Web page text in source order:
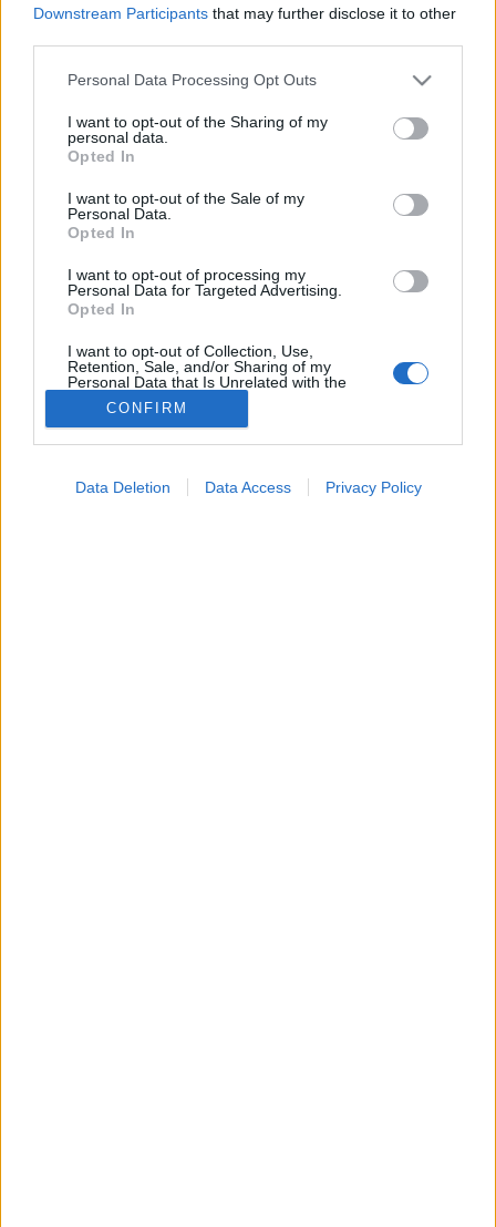
Downstream Participants that may further disclose it to other
Please note that this website/app uses one or more Google
not limited to your visit or usage behaviour. You may click to
grant or deny consent to Google and its third-party tags to
use your data for below specified purposes in below Google
consent section.
Personal Data Processing Opt Outs
I want to opt-out of the Sharing of my
personal data.
Opted In
I want to opt-out of the Sale of my
Personal Data.
Opted In
I want to opt-out of processing my
Personal Data for Targeted Advertising.
Opted In
I want to opt-out of Collection, Use,
Retention, Sale, and/or Sharing of my
Personal Data that Is Unrelated with the
Purposes for which it was collected.
Opted Out
CONFIRM
Data Deletion Data Access Privacy Policy
Betegségek A-Z
Tünet
Kezelés
Életmódváltás
Kutatás
Hírek
Videók
#allergia#influenza#cukorbetegség
#orvosmeteorológia
#pajzsmirigy#reflux#ekcéma
Regisztráció